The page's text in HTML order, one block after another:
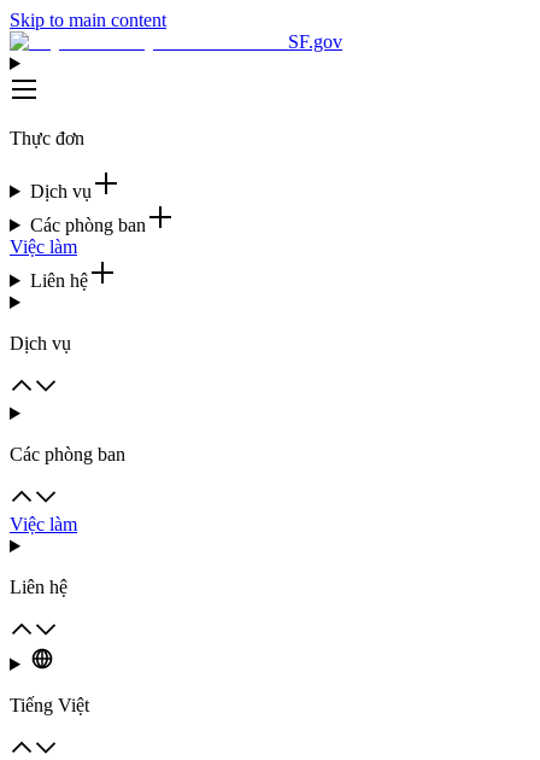
Skip to main content
SF.gov
Thực đơn
Dịch vụ
Các phòng ban
Việc làm
Liên hệ
Dịch vụ
Các phòng ban
Việc làm
Liên hệ
Tiếng Việt